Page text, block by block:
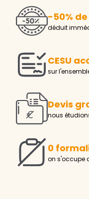
-50%
déduit
CESU
sur
Devis
nous
0
on s'occupe